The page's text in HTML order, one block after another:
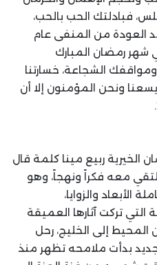
فبادلتك الحب بالحب،
العودة من المنفى عام
في شهر رمضان المبارك
الشجاعة، خسارتنا
يسعنا ونحن المؤمنون إلا أن
الخيرية ربيع مينا كلمة قال
معه فكراً ونهجاً، وهو
الأبعاد والزوايا،
تركت آثارها العميقة
إلى الخليج، رحل
بدأت ملامحه تظهر منذ